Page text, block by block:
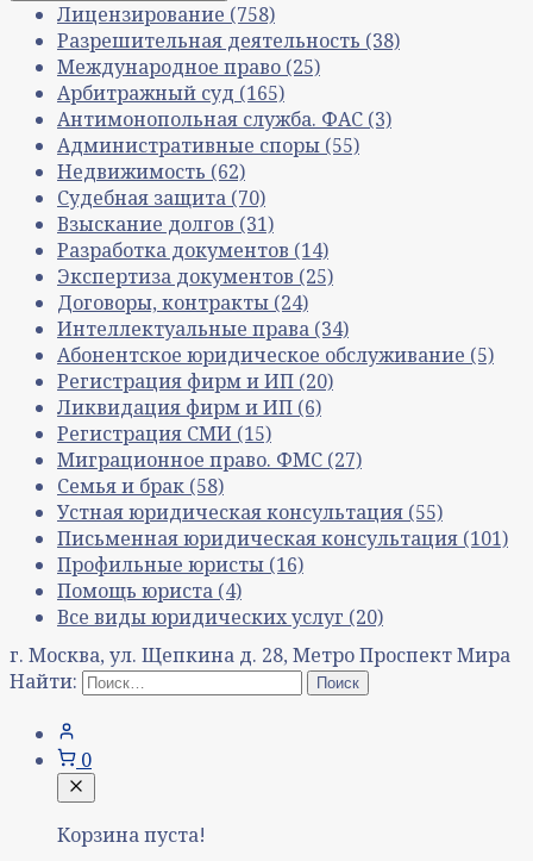
Лицензирование (758)
Разрешительная деятельность (38)
Международное право (25)
Арбитражный суд (165)
Антимонопольная служба. ФАС (3)
Административные споры (55)
Недвижимость (62)
Судебная защита (70)
Взыскание долгов (31)
Разработка документов (14)
Экспертиза документов (25)
Договоры, контракты (24)
Интеллектуальные права (34)
Абонентское юридическое обслуживание (5)
Регистрация фирм и ИП (20)
Ликвидация фирм и ИП (6)
Регистрация СМИ (15)
Миграционное право. ФМС (27)
Семья и брак (58)
Устная юридическая консультация (55)
Письменная юридическая консультация (101)
Профильные юристы (16)
Помощь юриста (4)
Все виды юридических услуг (20)
г. Москва, ул. Щепкина д. 28, Метро Проспект Мира
Найти:
0
Корзина пуста!